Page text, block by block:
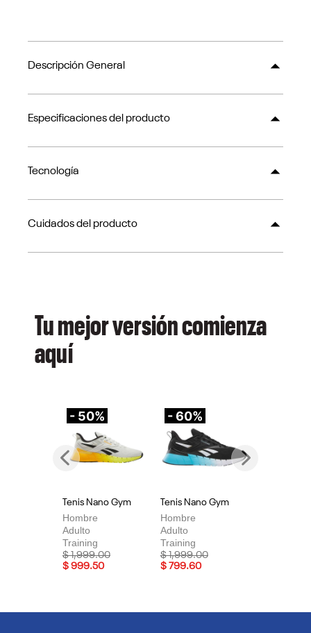
Descripción General
Especificaciones del producto
Tecnología
Cuidados del producto
Tu mejor versión comienza
aquí
- 50%
Tenis Nano Gym
Hombre
Adulto
Training
Price reduced from
$ 1,999.00to
$ 999.50
- 60%
Tenis Nano Gym
Hombre
Adulto
Training
Price reduced from
$ 1,999.00to
$ 799.60
Previous